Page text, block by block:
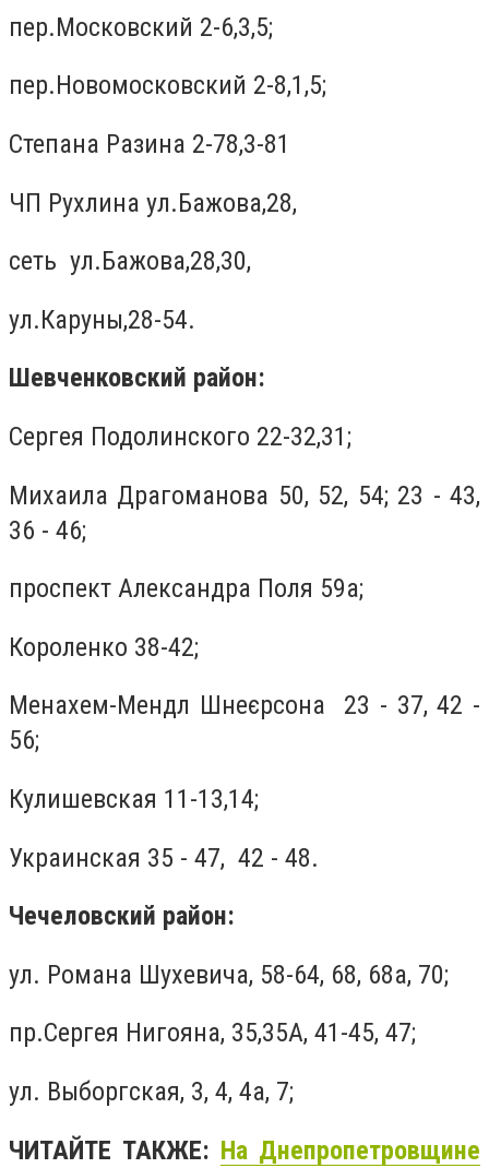
пер.Московский 2-6,3,5;
пер.Новомосковский 2-8,1,5;
Степана Разина 2-78,3-81
ЧП Рухлина ул.Бажова,28,
сеть ул.Бажова,28,30,
ул.Каруны,28-54.
Шевченковский район:
Сергея Подолинского 22-32,31;
Михаила Драгоманова 50, 52, 54; 23 - 43,
36 - 46;
проспект Александра Поля 59а;
Короленко 38-42;
Менахем-Мендл Шнеєрсона 23 - 37, 42 -
56;
Кулишевская 11-13,14;
Украинская 35 - 47, 42 - 48.
Чечеловский район:
ул. Романа Шухевича, 58-64, 68, 68а, 70;
пр.Сергея Нигояна, 35,35А, 41-45, 47;
ул. Выборгская, 3, 4, 4а, 7;
ЧИТАЙТЕ ТАКЖЕ: На Днепропетровщине